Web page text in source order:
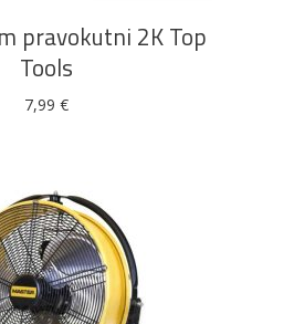
pravokutni 2K Top
Tools
7,99 €